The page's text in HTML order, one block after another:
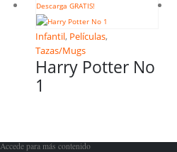
Descarga GRATIS!
Infantil, Películas,
Tazas/Mugs
Harry Potter No
1
Accede para más contenido